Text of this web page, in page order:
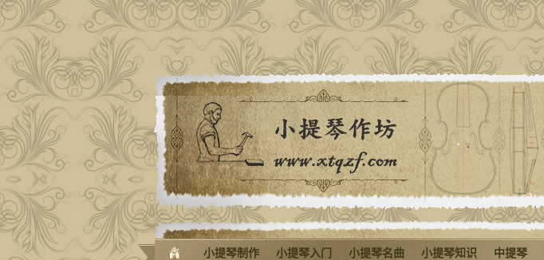
小提琴制作 小提琴入门 小提琴名曲 小提琴知识 中提琴